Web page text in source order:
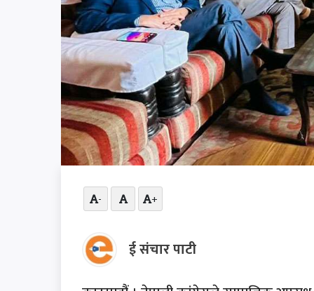
- +
ई संचार पाटी